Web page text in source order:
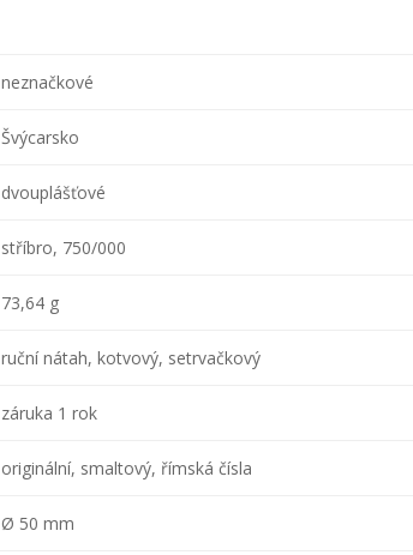
neznačkové
Švýcarsko
dvouplášťové
stříbro, 750/000
73,64 g
ruční nátah, kotvový, setrvačkový
záruka 1 rok
originální, smaltový, římská čísla
Ø 50 mm